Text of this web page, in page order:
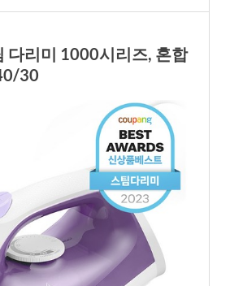
다리미 1000시리즈, 혼합
30